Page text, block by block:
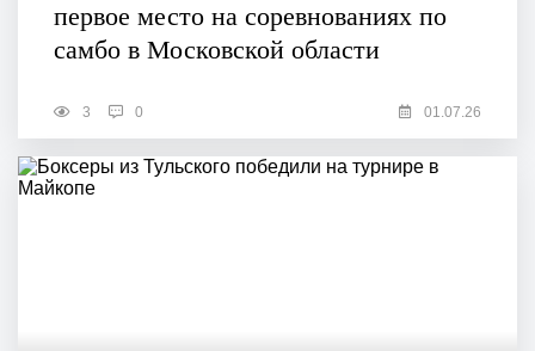
первое место на соревнованиях по
самбо в Московской области
3 0 01.07.26